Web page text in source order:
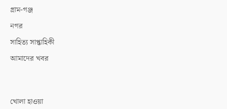
গ্রাম-গঞ্জ
নগর
সাহিত্য সাপ্তাহিকী
আমাদের খবর
খোলা হাওয়া